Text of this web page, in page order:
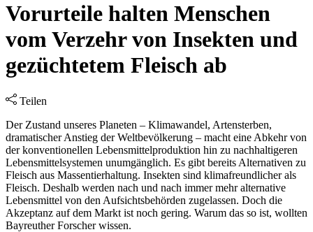
Vorurteile halten Menschen
vom Verzehr von Insekten und
gezüchtetem Fleisch ab
Teilen
Der Zustand unseres Planeten – Klimawandel, Artensterben,
dramatischer Anstieg der Weltbevölkerung – macht eine Abkehr von
der konventionellen Lebensmittelproduktion hin zu nachhaltigeren
Lebensmittelsystemen unumgänglich. Es gibt bereits Alternativen zu
Fleisch aus Massentierhaltung. Insekten sind klimafreundlicher als
Fleisch. Deshalb werden nach und nach immer mehr alternative
Lebensmittel von den Aufsichtsbehörden zugelassen. Doch die
Akzeptanz auf dem Markt ist noch gering. Warum das so ist, wollten
Bayreuther Forscher wissen.